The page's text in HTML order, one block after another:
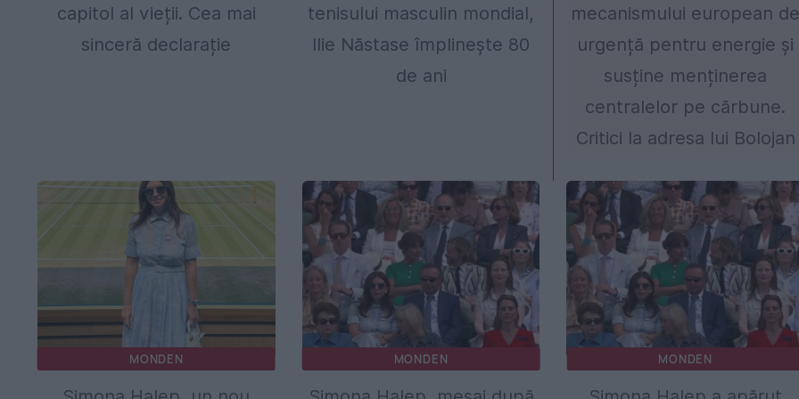
capitol al vieții. Cea mai
sinceră declarație
tenisului masculin mondial,
Ilie Năstase împlinește 80
de ani
mecanismului european
urgență pentru energie și
susține menținerea
centralelor pe cărbune.
Critici la adresa lui Bolojan
MONDEN MONDEN MONDEN